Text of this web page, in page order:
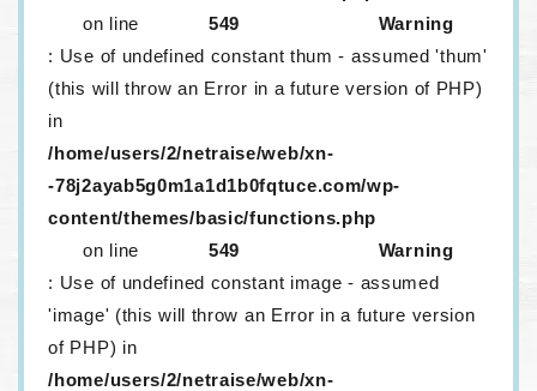
on line
549
Warning
: Use of undefined constant thum - assumed 'thum'
(this will throw an Error in a future version of PHP)
in
/home/users/2/netraise/web/xn-
-78j2ayab5g0m1a1d1b0fqtuce.com/wp-
content/themes/basic/functions.php
on line
549
Warning
: Use of undefined constant image - assumed
'image' (this will throw an Error in a future version
of PHP) in
/home/users/2/netraise/web/xn-